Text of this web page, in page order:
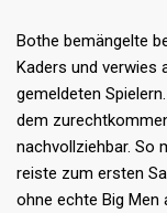
Bothe bemängelte
Kaders und verwies
gemeldeten
dem
nachvollziehbar. So
reiste zum ersten
ohne echte Big Men